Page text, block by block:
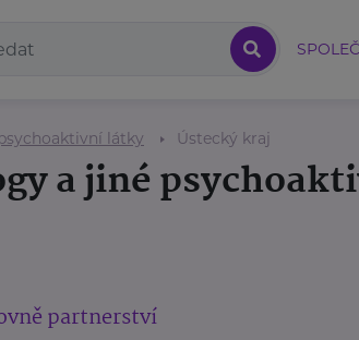
látky Ústecký kraj
a jiné
partnerství